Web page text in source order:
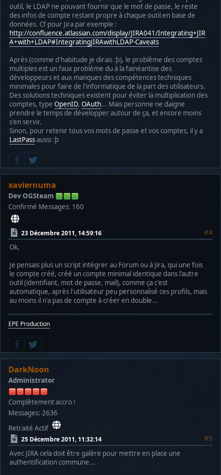
outil, le LDAP ne pouvant fournir que le mot de passe, le reste
des infos de compte restant propre à chaque outil en base de
données. Cf pour Jira par exemple :
http://confluence.atlassian.com/display/JIRA041/Integrating+JIR
A+with+LDAP#IntegratingJIRAwithLDAP-Caveats
Après (comme d'habitude je dirais :þ), le problème des comptes
multiples est un faux problème du à la fainéantise des
développeurs et aux manques des compétences techniques
minimales pour faire de l'informatique de la part des utilisateurs.
Des solutions techniques existent pour éviter la multiplication des
comptes, type OpenID, OAuth... Mais personne ne daigne
prendre le temps de développer autour de ça, et encore moins
s'en servir.
Sinon, pour retenir tous vos mots de passe et vos comptes, il y a
LastPassaussi :þ
xaviernuma
Dev OGSteam
Confirmé Messages: 160
23 Décembre 2011, 14:59:16
#4
Ok,
Je pensais plus un script intégrer au Forum ou à Jira, qui une fois
le compte créé, créé un compte minimal identique dans l'autre
outil (identifiant, mot de passe, mail), comme ça c'est
automatique, après l'utilisateur peu personnalisé ces profils, mais
au moins il n'a pas de compte à créer en double...
EPE Production
DarkNoon
Administrator
Complètement accro !
Messages: 2636
Retraité Actif
25 Décembre 2011, 11:32:14
#5
Avec JIRA cela doit être galère pour mettre en place une
authentification commune...